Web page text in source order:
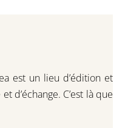
est un lieu d’édition et
et d’échange. C’est là que